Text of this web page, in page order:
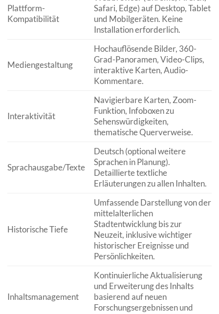
Plattform-
Kompatibilität
Safari, Edge) auf Desktop, Tablet
und Mobilgeräten. Keine
Installation erforderlich.
Mediengestaltung
Hochauflösende Bilder, 360-
Grad-Panoramen, Video-Clips,
interaktive Karten, Audio-
Kommentare.
Interaktivität
Navigierbare Karten, Zoom-
Funktion, Infoboxen zu
Sehenswürdigkeiten,
thematische Querverweise.
Sprachausgabe/Texte
Deutsch (optional weitere
Sprachen in Planung).
Detaillierte textliche
Erläuterungen zu allen Inhalten.
Historische Tiefe
Umfassende Darstellung von der
mittelalterlichen
Stadtentwicklung bis zur
Neuzeit, inklusive wichtiger
historischer Ereignisse und
Persönlichkeiten.
Inhaltsmanagement
Kontinuierliche Aktualisierung
und Erweiterung des Inhalts
basierend auf neuen
Forschungsergebnissen und